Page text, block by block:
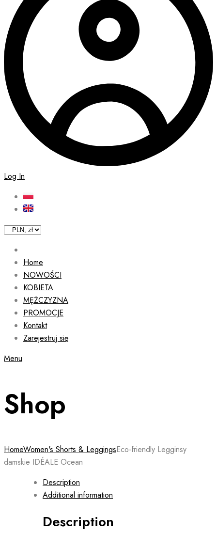
Log In
Home
NOWOŚCI
KOBIETA
MĘŻCZYZNA
PROMOCJE
Kontakt
Zarejestruj się
Menu
Shop
HomeWomen's Shorts & LeggingsEco-friendly Legginsy
damskie IDÉALE Ocean
Description
Additional information
Description